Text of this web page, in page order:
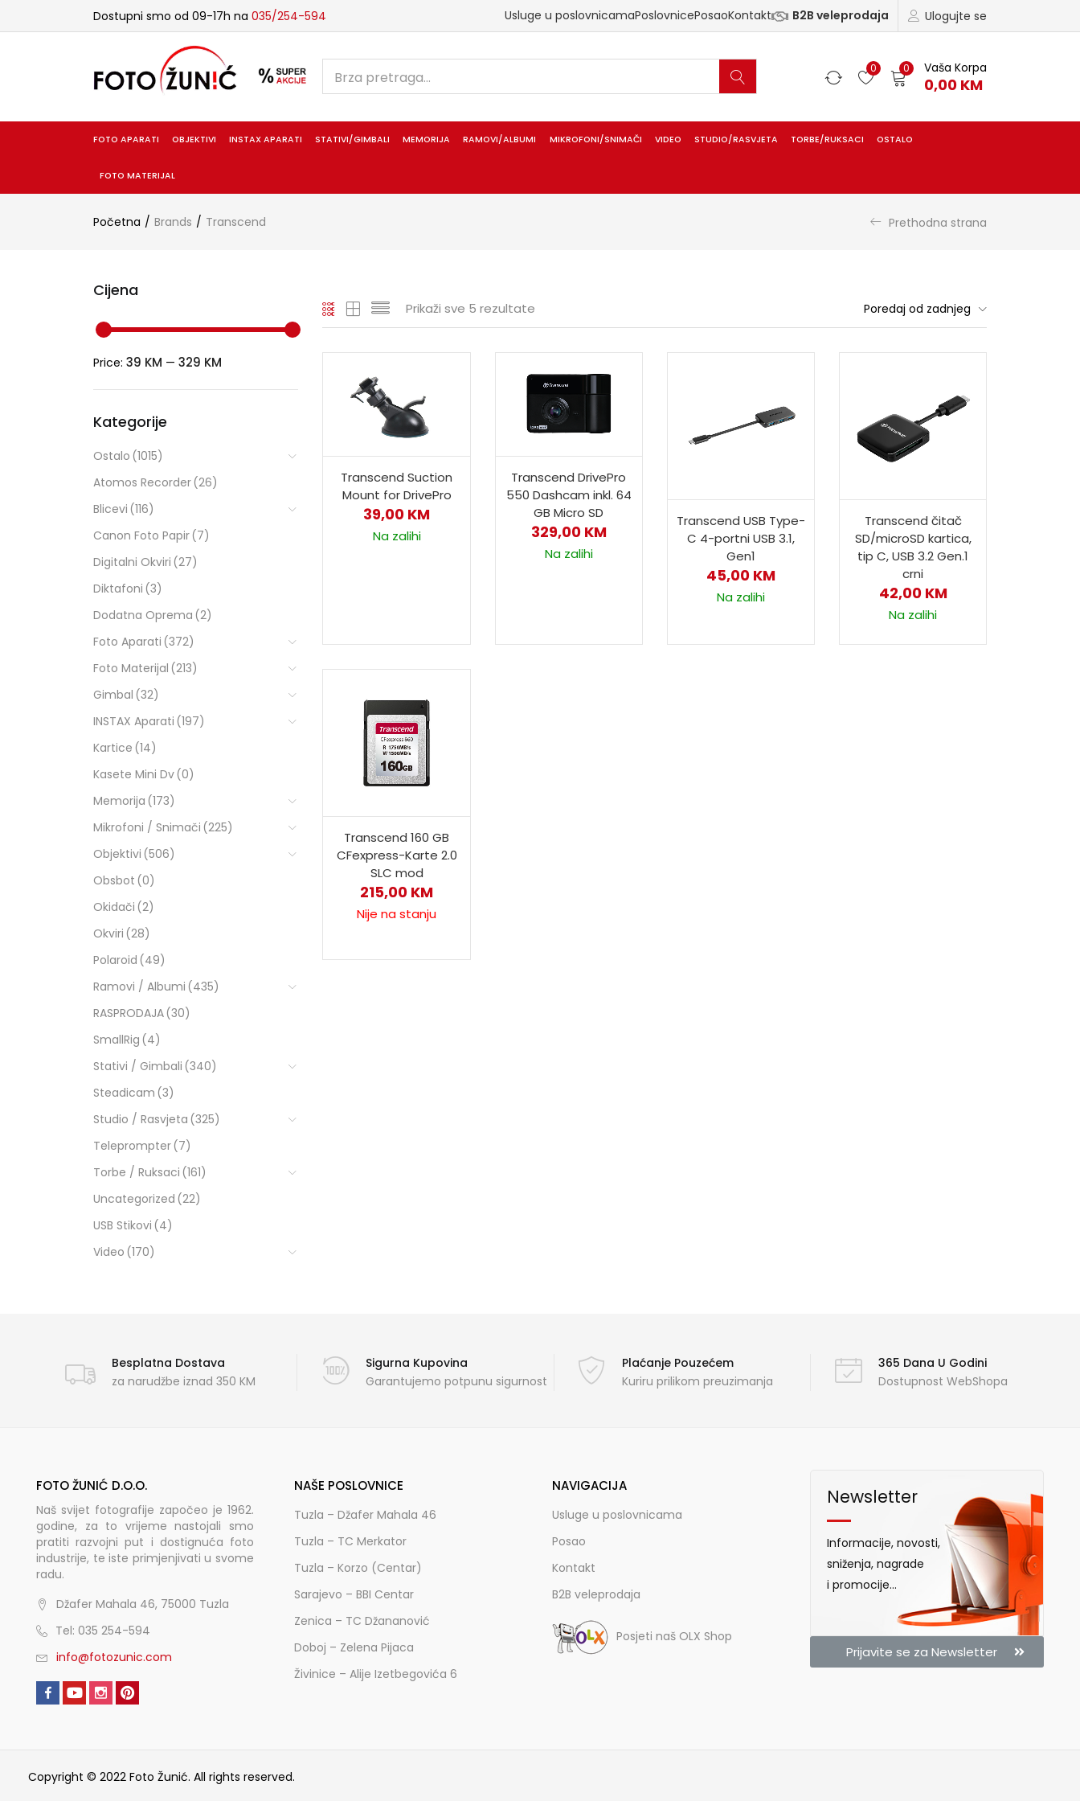
Dostupni smo od 09-17h na 035/254-594 Ulogujte se
Usluge u poslovnicamaPoslovnicePosaoKontakt B2B veleprodaja
0 0 Vaša Korpa
0,00 KM
FOTO APARATI OBJEKTIVI INSTAX APARATI STATIVI/GIMBALI MEMORIJA RAMOVI/ALBUMI MIKROFONI/SNIMAČI VIDEO STUDIO/RASVJETA TORBE/RUKSACI OSTALO
FOTO MATERIJAL
Početna Brands Transcend Prethodna strana
Prikaži sve 5 rezultate Poredaj od zadnjeg
Transcend Suction
Mount for DrivePro
39,00 KM
Na zalihi
Transcend DrivePro
550 Dashcam inkl. 64
GB Micro SD
329,00 KM
Na zalihi
Transcend USB Type-
C 4-portni USB 3.1,
Gen1
45,00 KM
Na zalihi
Transcend čitač
SD/microSD kartica,
tip C, USB 3.2 Gen.1
crni
42,00 KM
Na zalihi
Transcend 160 GB
CFexpress-Karte 2.0
SLC mod
215,00 KM
Nije na stanju
Cijena
Price: 39 KM — 329 KM
Kategorije
Ostalo (1015)
Atomos Recorder(26)
Blicevi (116)
Canon Foto Papir(7)
Digitalni Okviri (27)
Diktafoni (3)
Dodatna Oprema (2)
Foto Aparati (372)
Foto Materijal (213)
Gimbal (32)
INSTAX Aparati (197)
Kartice (14)
Kasete Mini Dv(0)
Memorija (173)
Mikrofoni / Snimači (225)
Objektivi (506)
Obsbot (0)
Okidači (2)
Okviri (28)
Polaroid (49)
Ramovi / Albumi (435)
RASPRODAJA(30)
SmallRig (4)
Stativi / Gimbali (340)
Steadicam (3)
Studio / Rasvjeta (325)
Teleprompter(7)
Torbe / Ruksaci (161)
Uncategorized (22)
USB Stikovi (4)
Video (170)
Besplatna Dostava
za narudžbe iznad 350 KM
Sigurna Kupovina
Garantujemo potpunu sigurnost
Plaćanje Pouzećem
Kuriru prilikom preuzimanja
365 Dana U Godini
Dostupnost WebShopa
FOTO ŽUNIĆ D.O.O.
Naš svijet fotografije započeo je 1962.
godine, za to vrijeme nastojali smo
pratiti razvojni put i dostignuća foto
industrije, te iste primjenjivati u svome
radu.
Džafer Mahala 46, 75000 Tuzla
Tel: 035 254-594
info@fotozunic.com
NAŠE POSLOVNICE
Tuzla – Džafer Mahala 46
Tuzla – TC Merkator
Tuzla – Korzo (Centar)
Sarajevo – BBI Centar
Zenica – TC Džananović
Doboj – Zelena Pijaca
Živinice – Alije Izetbegovića 6
NAVIGACIJA
Usluge u poslovnicama
Posao
Kontakt
B2B veleprodaja
Posjeti naš OLX Shop
Newsletter
Informacije, novosti,
sniženja, nagrade
i promocije...
Prijavite se za Newsletter
Copyright © 2022 Foto Žunić. All rights reserved.